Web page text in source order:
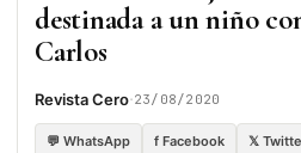
destinada a un niño
Carlos
Revista Cero·23/08/2020
💬 WhatsApp f Facebook 𝕏